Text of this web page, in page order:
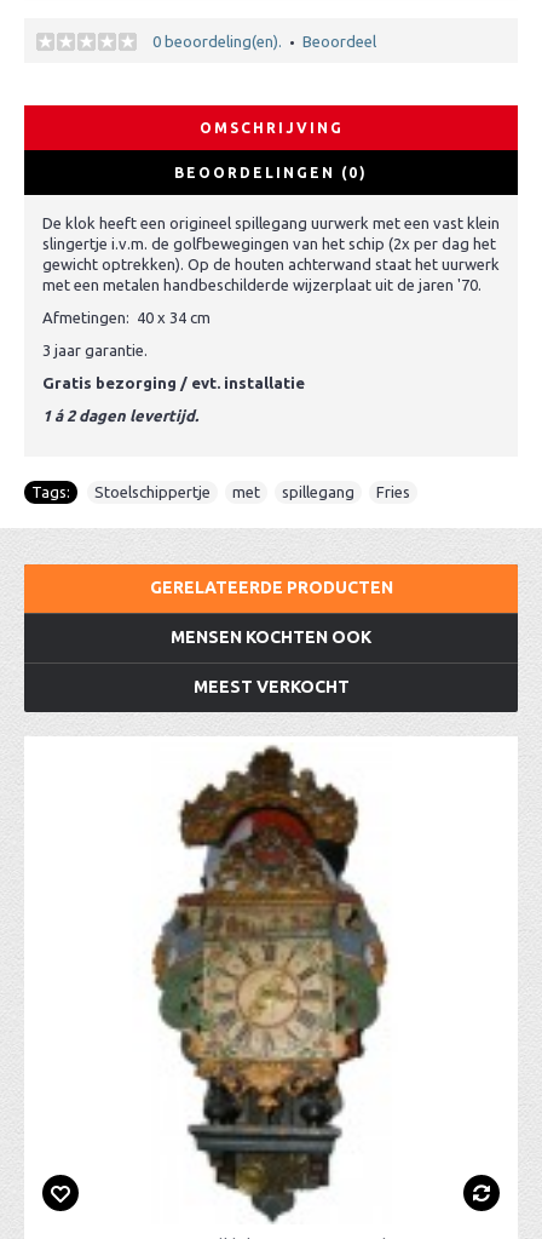
0 beoordeling(en). • Beoordeel
OMSCHRIJVING
BEOORDELINGEN (0)
De klok heeft een origineel spillegang uurwerk met een vast klein
slingertje i.v.m. de golfbewegingen van het schip (2x per dag het
gewicht optrekken). Op de houten achterwand staat het uurwerk
met een metalen handbeschilderde wijzerplaat uit de jaren '70.
Afmetingen: 40 x 34 cm
3 jaar garantie.
Gratis bezorging / evt. installatie
1 á 2 dagen levertijd.
Tags: Stoelschippertje met spillegang Fries
GERELATEERDE PRODUCTEN
MENSEN KOCHTEN OOK
MEEST VERKOCHT